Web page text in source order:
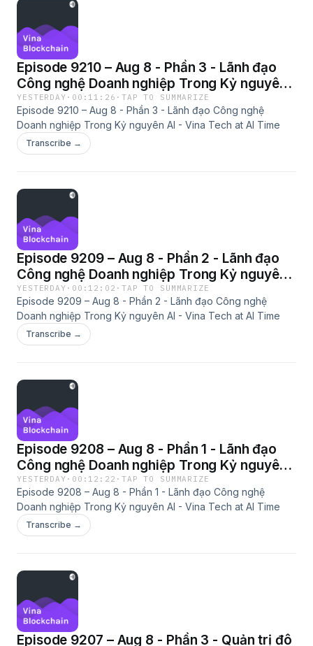
Episode 9210 – Aug 8 - Phần 3 - Lãnh đạo
Công nghệ Doanh nghiệp Trong Kỷ nguyên
AI - Vina Tech at AI Time
YESTERDAY · 00:11:26 · TAP TO SUMMARIZE
Episode 9210 – Aug 8 - Phần 3 - Lãnh đạo Công nghệ
Doanh nghiệp Trong Kỷ nguyên AI - Vina Tech at AI Time
Transcribe →
Episode 9209 – Aug 8 - Phần 2 - Lãnh đạo
Công nghệ Doanh nghiệp Trong Kỷ nguyên
AI - Vina Tech at AI Time
YESTERDAY · 00:12:02 · TAP TO SUMMARIZE
Episode 9209 – Aug 8 - Phần 2 - Lãnh đạo Công nghệ
Doanh nghiệp Trong Kỷ nguyên AI - Vina Tech at AI Time
Transcribe →
Episode 9208 – Aug 8 - Phần 1 - Lãnh đạo
Công nghệ Doanh nghiệp Trong Kỷ nguyên
AI - Vina Tech at AI Time
YESTERDAY · 00:12:22 · TAP TO SUMMARIZE
Episode 9208 – Aug 8 - Phần 1 - Lãnh đạo Công nghệ
Doanh nghiệp Trong Kỷ nguyên AI - Vina Tech at AI Time
Transcribe →
Episode 9207 – Aug 8 - Phần 3 - Quản trị đô